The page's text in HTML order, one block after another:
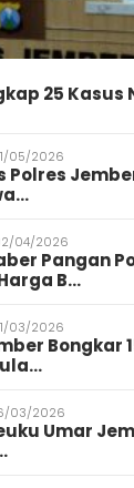
25 Kasus
05/2026
Polres
04/2026
Pangan
B…
03/2026
Bongkar
03/2026
Umar